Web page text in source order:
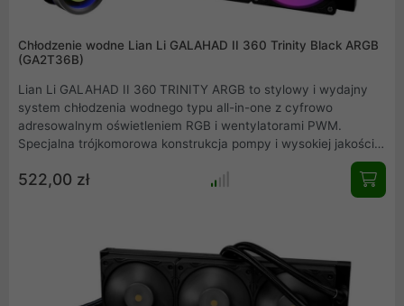
Chłodzenie wodne Lian Li GALAHAD II 360 Trinity Black ARGB
(GA2T36B)
Lian Li GALAHAD II 360 TRINITY ARGB to stylowy i wydajny
system chłodzenia wodnego typu all-in-one z cyfrowo
adresowalnym oświetleniem RGB i wentylatorami PWM.
Specjalna trójkomorowa konstrukcja pompy i wysokiej jakości
posiada trzy wymienne pokrywy pompy, które pozwalają
dostosować wygląd systemu chłodzenia wodnego all-in-one.
522,00 zł